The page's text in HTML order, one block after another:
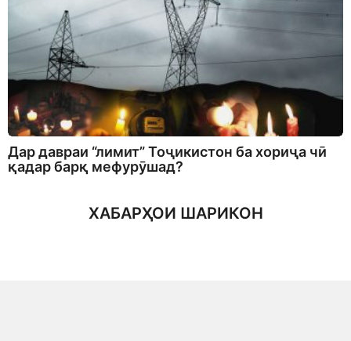
Дар давраи “лимит” Тоҷикистон ба хориҷа чӣ
қадар барқ мефурӯшад?
ХАБАРҲОИ ШАРИКОН